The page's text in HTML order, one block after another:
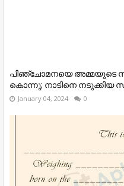
പിഞ്ചോമനയെ അമ്മയുടെ
കൊന്നു; നാടിനെ നടുക്കിയ
January 04, 2024 0